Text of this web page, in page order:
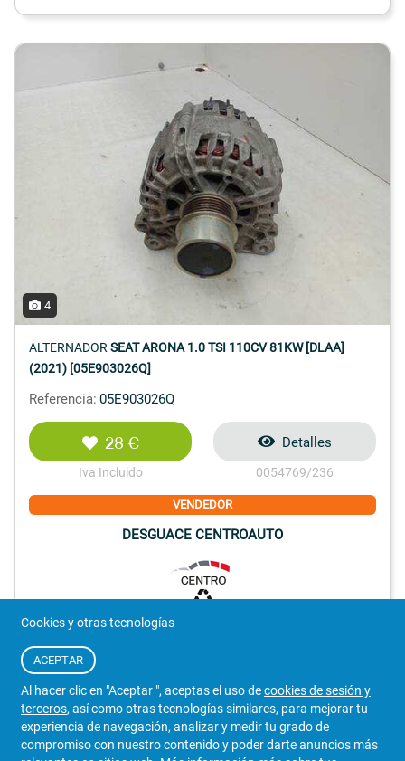
4
ALTERNADOR SEAT ARONA 1.0 TSI 110CV 81KW [DLAA]
(2021) [05E903026Q]
Referencia: 05E903026Q
28 €
Iva Incluido
Detalles
0054769/236
VENDEDOR
DESGUACE CENTROAUTO
692 475 679
Almería
56
Cookies y otras tecnologías
ACEPTAR
Al hacer clic en "Aceptar ", aceptas el uso decookies de sesión y
terceros, así como otras tecnologías similares, para mejorar tu
experiencia de navegación, analizar y medir tu grado de
compromiso con nuestro contenido y poder darte anuncios más